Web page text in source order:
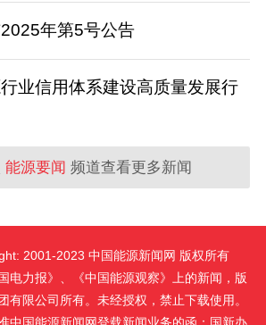
年第5号公告
行业信用体系建设高质量发展行
能源要闻 频道查看更多新闻
2001-2023 中国能源新闻网 版权所有
电力报》、《中国能源观察》上的新闻，版
有限公司所有。未经授权，禁止下载使用。